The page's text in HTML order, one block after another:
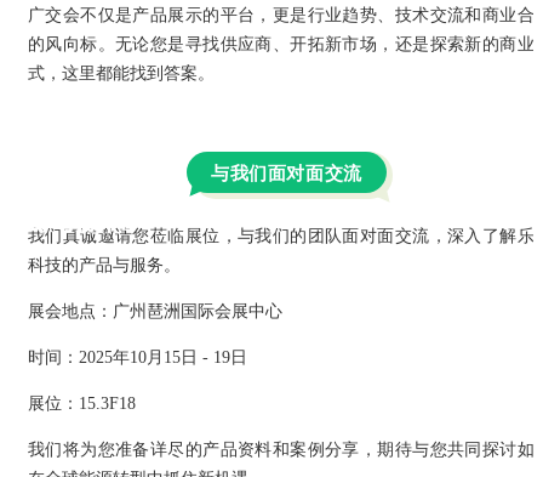
公司新闻
广交会不仅是产品展示的平台，更是行业趋势、技术交流和商业合
的风向标。无论您是寻找供应商、开拓新市场，还是探索新的商业
式，这里都能找到答案。
与我们面对面交流
我们真诚邀请您莅临展位，与我们的团队面对面交流，深入了解乐
科技的产品与服务。
展会地点：广州 琶洲国际会展中心
时间：2025年10月15日 - 19日
展位：15.3F18
我们将为您准备详尽的产品资料和案例分享，期待与您共同探讨如